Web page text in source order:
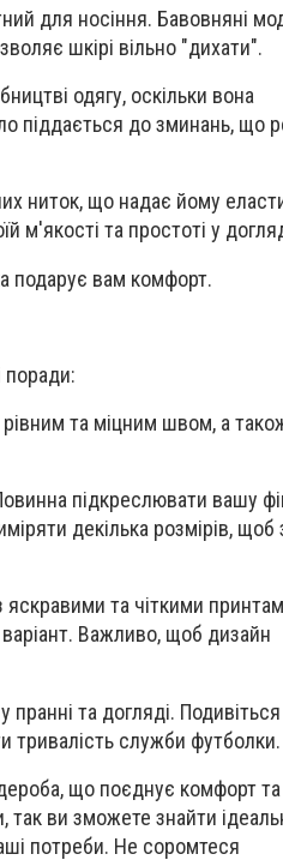
для носіння. Бавовняні
шкірі вільно "дихати".
одягу, оскільки вона
піддається до зминань, що
ниток, що надає йому
м'якості та простоті у
подарує вам комфорт.
поради:
рівним та міцним швом, а
підкреслювати вашу
декілька розмірів, щоб
та чіткими
Важливо, щоб дизайн
та догляді.
тривалість служби футболки.
що поєднує комфорт та
так ви зможете знайти
потреби. Не соромтеся